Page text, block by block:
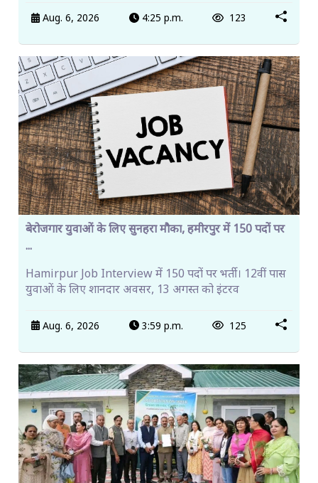
Aug. 6, 2026 4:25 p.m. 123
बेरोजगार युवाओं के लिए सुनहरा मौका, हमीरपुर में 150 पदों पर
...
Hamirpur Job Interview में 150 पदों पर भर्ती। 12वीं पास
युवाओं के लिए शानदार अवसर, 13 अगस्त को इंटरव
Aug. 6, 2026 3:59 p.m. 125